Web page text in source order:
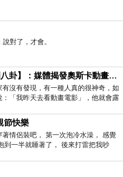
對了，才會。
【電影圈八卦】：媒體揭發奧斯卡動畫項目投票醜聞！好萊塢為什麼看不起動畫電影？
有沒有發現，有一種人真的很神奇，如
：「我昨天去看動畫電影」，他就會露
微笑，然後問你是不是陪小
節快樂
著情侶裝吧， 第一次泡冷水澡， 感覺
到一半就睡著了， 後來打雷把我吵